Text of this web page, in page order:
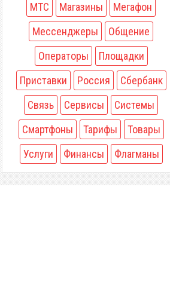
МТС
Магазины
Мегафон
Мессенджеры
Общение
Операторы
Площадки
Приставки
Россия
Сбербанк
Связь
Сервисы
Системы
Смартфоны
Тарифы
Товары
Услуги
Финансы Флагманы